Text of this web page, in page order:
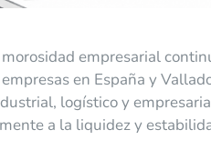
empresarial
en España y
logístico y
a la liquidez y